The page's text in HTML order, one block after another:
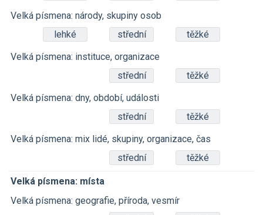
Velká písmena: národy, skupiny osob
lehké
střední těžké
Velká písmena: instituce, organizace
střední
těžké
Velká písmena: dny, období, události
střední
těžké
Velká písmena: mix lidé, skupiny, organizace, čas
střední
těžké
Velká písmena: místa
Velká písmena: geografie, příroda, vesmír